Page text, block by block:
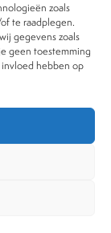
zoals
te raadplegen.
gegevens zoals
geen toestemming
hebben op
Alle